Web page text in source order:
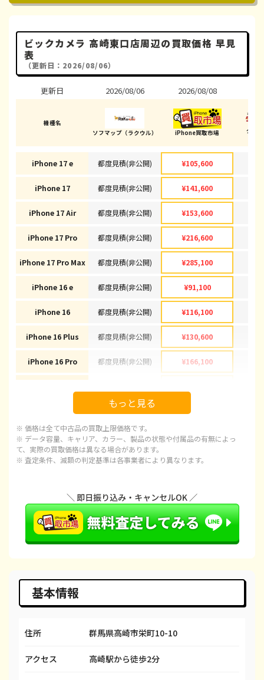
ビックカメラ 高崎東口店周辺の買取価格 早見
表
（更新日：2026/08/06）
更新日
機種名
iPhone 17 e
iPhone 17
iPhone 17 Air
iPhone 17 Pro
iPhone 17 Pro Max
iPhone 16 e
iPhone 16
iPhone 16 Plus
iPhone 16 Pro
iPhone 15 Plus
iPhone 15 Pro
iPhone 14 Plus
iPhone 14
iPhone 14 Pro Max
iPhone SE 3
iPhone 13
iPhone 13 mini
2026/08/06
ソフマップ（ラクウル）
都度見積(非公開)
都度見積(非公開)
都度見積(非公開)
都度見積(非公開)
都度見積(非公開)
都度見積(非公開)
都度見積(非公開)
都度見積(非公開)
都度見積(非公開)
都度見積(非公開)
都度見積(非公開)
都度見積(非公開)
都度見積(非公開)
都度見積(非公開)
都度見積(非公開)
都度見積(非公開)
2026/08/08
iPhone買取市場
¥105,600
¥141,600
¥153,600
¥216,600
¥285,100
¥91,100
¥116,100
¥130,600
¥166,100
¥92,100
¥97,100
¥120,100
¥66,600
¥29,600
ダイ
もっと見る
※ 価格は全て中古品の買取上限価格です。
※ データ容量、キャリア、カラー、製品の状態や付属品の有無によっ
て、実際の買取価格は異なる場合があります。
※ 査定条件、減額の判定基準は各事業者により異なります。
基本情報
住所 群馬県高崎市栄町10-10
アクセス 高崎駅から徒歩2分